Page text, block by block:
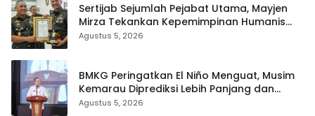
Sertijab Sejumlah Pejabat Utama, Mayjen
Mirza Tekankan Kepemimpinan Humanis
dan Profesional
Agustus 5, 2026
BMKG Peringatkan El Niño Menguat, Musim
Kemarau Diprediksi Lebih Panjang dan
Kering pada Agustus–September
Agustus 5, 2026